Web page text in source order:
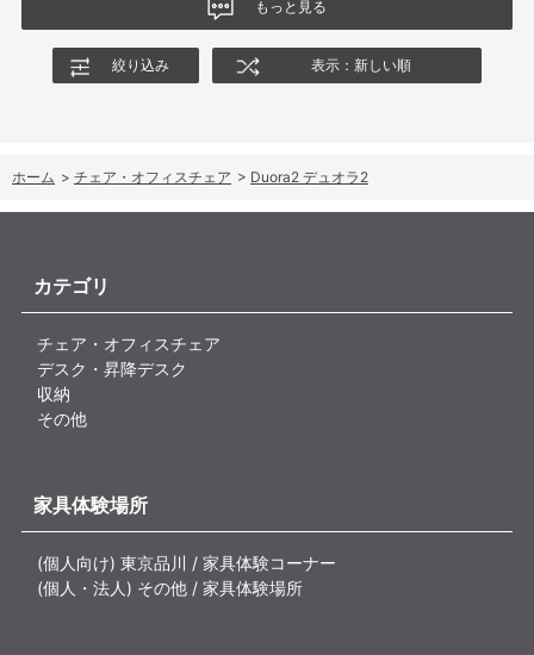
もっと見る
絞り込み 表示：新しい順
ホーム > チェア・オフィスチェア > Duora2 デュオラ2
カテゴリ
チェア・オフィスチェア
デスク・昇降デスク
収納
その他
家具体験場所
(個人向け) 東京品川 / 家具体験コーナー
(個人・法人) その他 / 家具体験場所